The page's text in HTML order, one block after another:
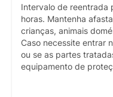
Intervalo de reentrada
horas. Mantenha
crianças, animais
Caso necessite entrar
ou se as partes
equipamento de